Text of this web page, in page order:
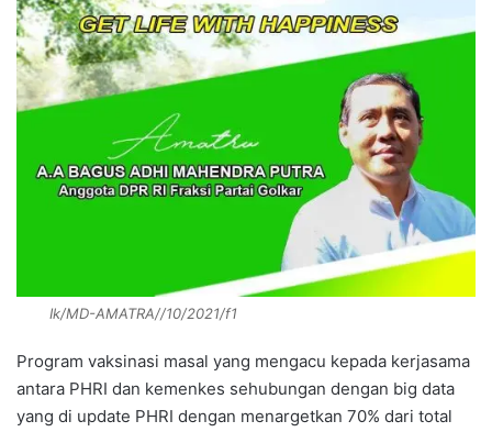
Ik/MD-AMATRA//10/2021/f1
Program vaksinasi masal yang mengacu kepada kerjasama
antara PHRI dan kemenkes sehubungan dengan big data
yang di update PHRI dengan menargetkan 70% dari total